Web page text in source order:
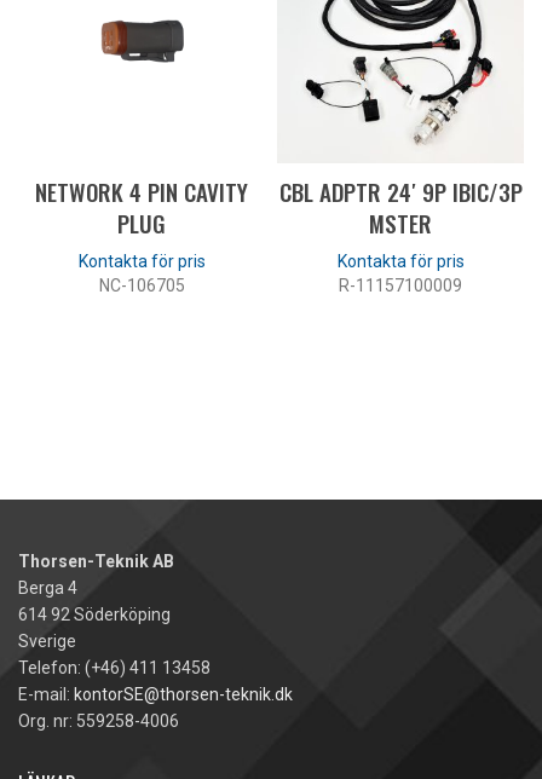
NETWORK 4 PIN CAVITY
PLUG
NC-106705
CBL ADPTR 24′ 9P IBIC/3P
MSTER
R-11157100009
Thorsen-Teknik AB
Berga 4
614 92 Söderköping
Sverige
Telefon: (+46) 411 13458
E-mail: kontorSE@thorsen-teknik.dk
Org. nr: 559258-4006